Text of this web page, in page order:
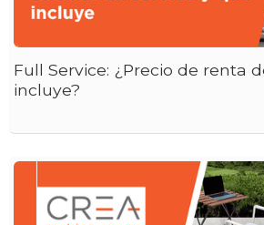
Full Service: ¿Precio de renta
incluye?